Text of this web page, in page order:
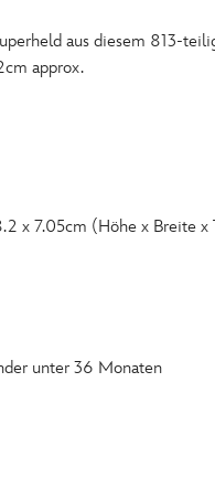
aus diesem 813-
approx.
x 7.05cm (Höhe x Breite x
unter 36 Monaten